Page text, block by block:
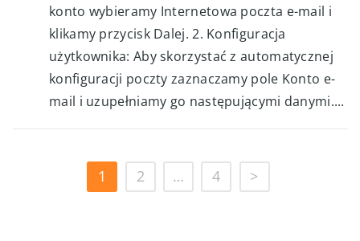
konto wybieramy Internetowa poczta e-mail i
klikamy przycisk Dalej. 2. Konfiguracja
użytkownika: Aby skorzystać z automatycznej
konfiguracji poczty zaznaczamy pole Konto e-
mail i uzupełniamy go następującymi danymi....
1 2 … 4 >